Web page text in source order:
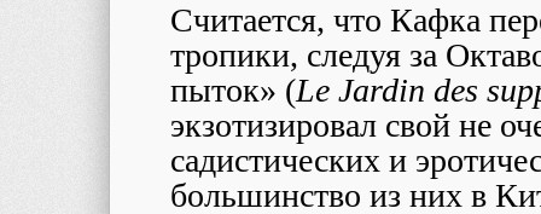
Считается, что Кафка
тропики, следуя за
пыток» (Le Jardin des
экзотизировал свой не
садистических и
большинство из них в